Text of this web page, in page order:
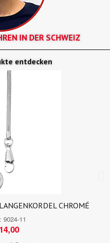
IN DER SCHWEIZ
entdecken
CHROMÉ
9024-11